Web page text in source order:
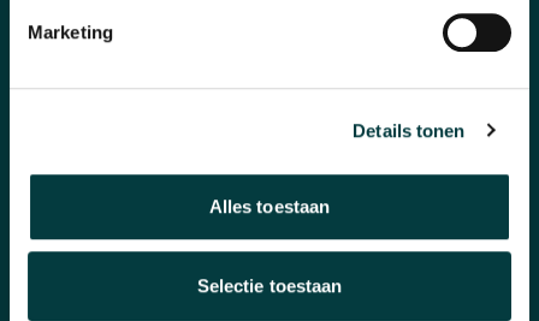
Marketing
Details tonen
Alles toestaan
Selectie toestaan
Nieuws
Over ons
WAAROM BIJ ONS KOPEN?
Officieel verkooppunt